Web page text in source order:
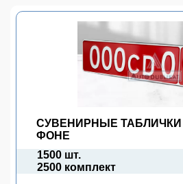
СУВЕНИРНЫЕ
ФОНЕ
1500 шт.
2500 комплект